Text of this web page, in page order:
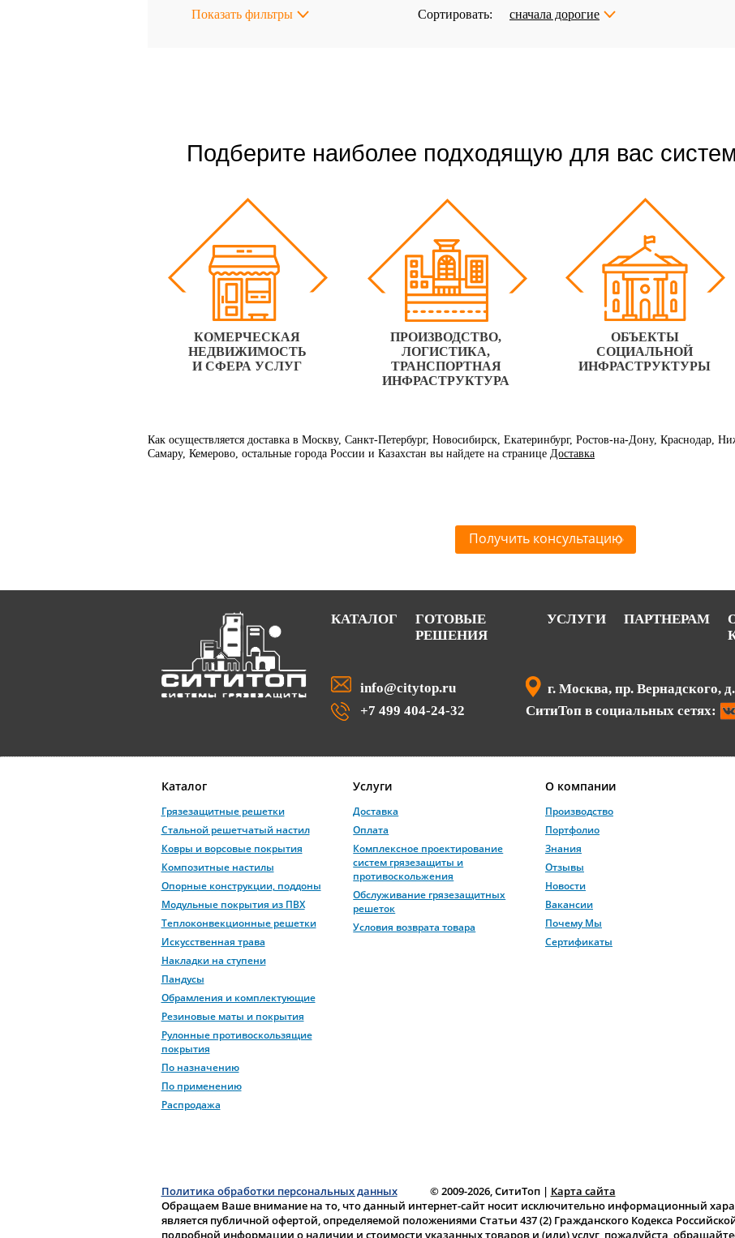
Показать фильтры Сортировать: сначала дорогие
Подберите наиболее подходящую для вас
КОМЕРЧЕСКАЯ
НЕДВИЖИМОСТЬ
И СФЕРА УСЛУГ
ПРОИЗВОДСТВО,
ЛОГИСТИКА,
ТРАНСПОРТНАЯ
ИНФРАСТРУКТУРА
ОБЪЕКТЫ
СОЦИАЛЬНОЙ
ИНФРАСТРУКТУРЫ
Как осуществляется доставка в Москву, Санкт-Петербург, Новосибирск, Екатеринбург, Ростов-на-Дону, Краснодар,
Самару, Кемерово, остальные города России и Казахстан вы найдете на странице Доставка
Получить консультацию
КАТАЛОГ
ГОТОВЫЕ
РЕШЕНИЯ
УСЛУГИ ПАРТНЕРАМ
info@citytop.ru
+7 499 404-24-32
г. Москва, пр. Вернадского,
СитиТоп в социальных сетях:
Каталог
Грязезащитные решетки
Стальной решетчатый настил
Ковры и ворсовые покрытия
Композитные настилы
Опорные конструкции, поддоны
Модульные покрытия из ПВХ
Теплоконвекционные решетки
Искусственная трава
Накладки на ступени
Пандусы
Обрамления и комплектующие
Резиновые маты и покрытия
Рулонные противоскользящие
покрытия
По назначению
По применению
Распродажа
Услуги
Доставка
Оплата
Комплексное проектирование
систем грязезащиты и
противоскольжения
Обслуживание грязезащитных
решеток
Условия возврата товара
О компании
Производство
Портфолио
Знания
Отзывы
Новости
Вакансии
Почему Мы
Сертификаты
Политика обработки персональных данных © 2009-2026, СитиТоп | Карта сайта
Обращаем Ваше внимание на то, что данный интернет-сайт носит исключительно информационный
является публичной офертой, определяемой положениями Статьи 437 (2) Гражданского Кодекса
подробной информации о наличии и стоимости указанных товаров и (или) услуг, пожалуйста,